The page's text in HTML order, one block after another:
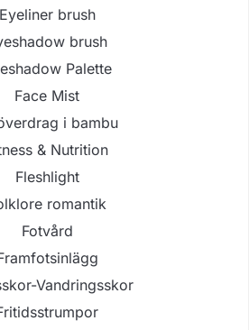
Eyeliner brush
brush
Palette
Face Mist
i bambu
& Nutrition
Fleshlight
romantik
Fotvård
Vandringsskor